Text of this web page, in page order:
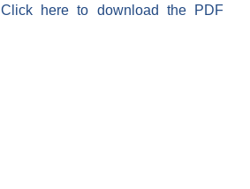
Click here to download the PDF